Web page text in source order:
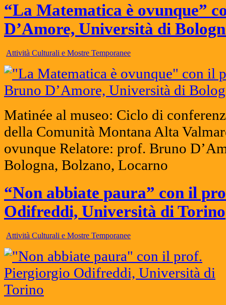
“La Matematica è ovunque”
D’Amore, Università di
Attività Culturali e Mostre Temporanee
Matinée al museo: Ciclo di
della Comunità Montana Alta
ovunque Relatore: prof. Bruno
Bologna, Bolzano, Locarno
“Non abbiate paura” con il
Odifreddi, Università di Torino
Attività Culturali e Mostre Temporanee